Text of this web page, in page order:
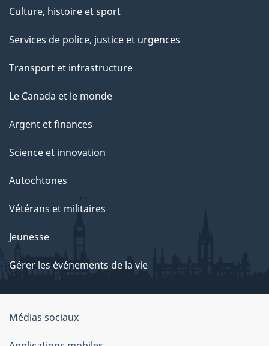
Culture, histoire et sport
Services de police, justice et urgences
Transport et infrastructure
Le Canada et le monde
Argent et finances
Science et innovation
Autochtones
Vétérans et militaires
Jeunesse
Gérer les événements de la vie
Organisation
du
Médias sociaux